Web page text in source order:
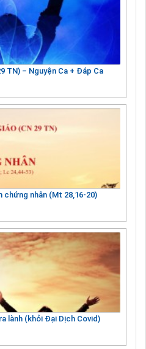
TN) – Nguyện Ca + Đáp Ca
chứng nhân (Mt 28,16-20)
lành (khỏi Đại Dịch Covid)